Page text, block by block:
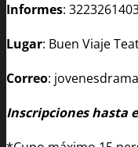
Informes:
Lugar: Buen Viaje
Correo:
Inscripciones hasta